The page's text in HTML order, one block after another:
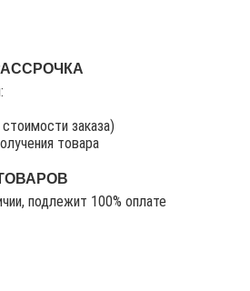
заказа)
товара
подлежит 100% оплате